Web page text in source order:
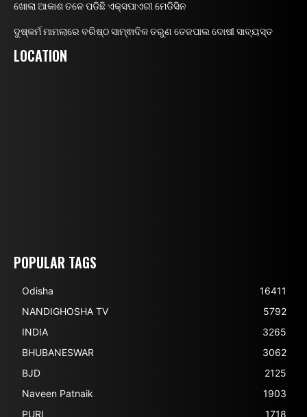
ଖୋଲା ଆକାଶ ତଳେ ପଡିଛି ଏକ୍ସପାଏରୀ ମେଡିସିନ
ଦୁଷ୍କର୍ମ ମାମଲାରେ ବରିଷ୍ଠ ସାମ୍ଵାଦିକ ତରୁଣ ତେଜପାଲ ଦୋଷୀ ସାବ୍ୟସ୍ତ
LOCATION
POPULAR TAGS
Odisha
16411
NANDIGHOSHA TV
5792
INDIA
3265
BHUBANESWAR
3062
BJD
2125
Naveen Patnaik
1903
PURI
1718